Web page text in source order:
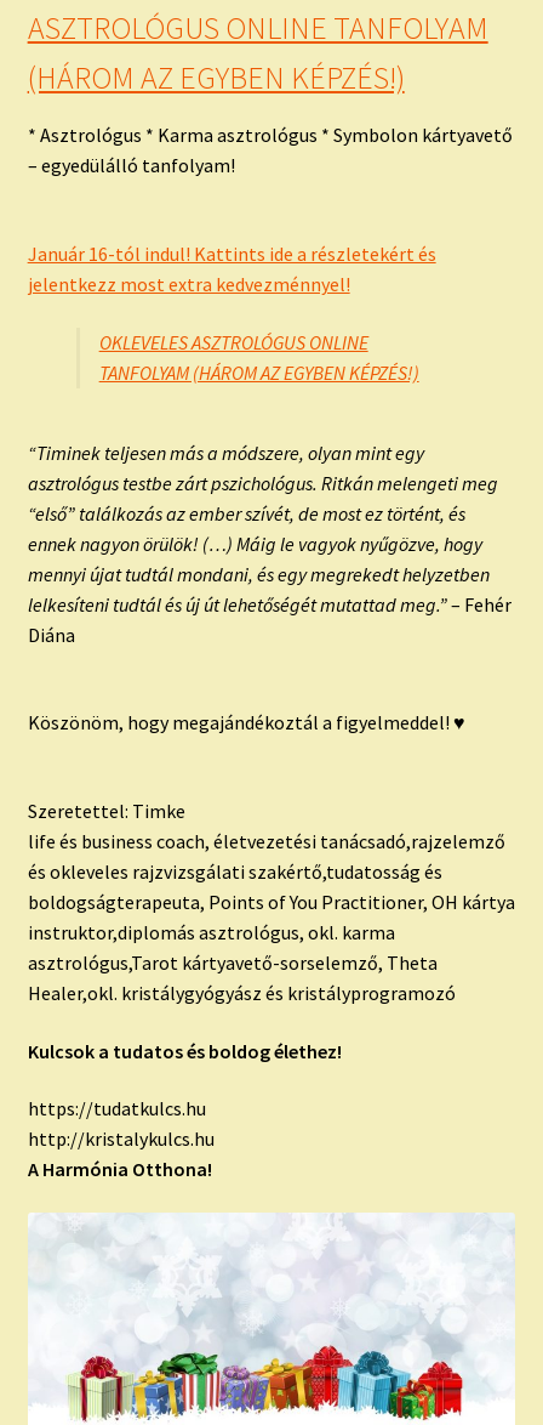
ASZTROLÓGUS ONLINE TANFOLYAM
(HÁROM AZ EGYBEN KÉPZÉS!)
* Asztrológus * Karma asztrológus * Symbolon kártyavető
– egyedülálló tanfolyam!
Január 16-tól indul! Kattints ide a részletekért és
jelentkezz most extra kedvezménnyel!
OKLEVELES ASZTROLÓGUS ONLINE
TANFOLYAM (HÁROM AZ EGYBEN KÉPZÉS!)
“Timinek teljesen más a módszere, olyan mint egy
asztrológus testbe zárt pszichológus. Ritkán melengeti meg
“első” találkozás az ember szívét, de most ez történt, és
ennek nagyon örülök! (…) Máig le vagyok nyűgözve, hogy
mennyi újat tudtál mondani, és egy megrekedt helyzetben
lelkesíteni tudtál és új út lehetőségét mutattad meg.”– Fehér
Diána
Köszönöm, hogy megajándékoztál a figyelmeddel! ♥
Szeretettel: Timke
life és business coach, életvezetési tanácsadó,rajzelemző
és okleveles rajzvizsgálati szakértő,tudatosság és
boldogságterapeuta, Points of You Practitioner, OH kártya
instruktor,diplomás asztrológus, okl. karma
asztrológus,Tarot kártyavető-sorselemző, Theta
Healer,okl. kristálygyógyász és kristályprogramozó
Kulcsok a tudatos és boldog élethez!
https://tudatkulcs.hu
http://kristalykulcs.hu
A Harmónia Otthona!